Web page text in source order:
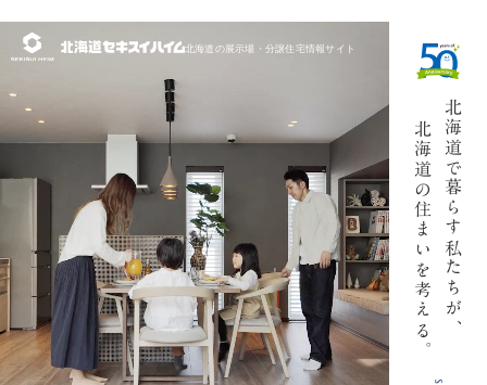
北海道の展示場・ 分譲住宅情報サイト
北海道で
暮らす私たちが、
北海道の
住まいを考
える
。
くる